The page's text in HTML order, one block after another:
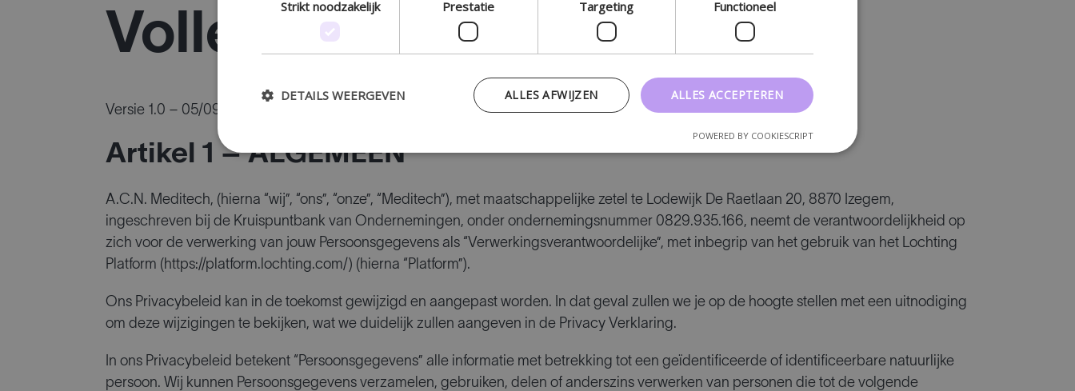
Volledige Privacyverklaring
Versie 1.0 – 05/09/2023
Artikel 1 – ALGEMEEN
A.C.N. Meditech, (hierna “wij”, “ons”, “onze”, “Meditech”), met maatschappelijke zetel te Lodewijk De Raetlaan 20, 8870 Izegem,
ingeschreven bij de Kruispuntbank van Ondernemingen, onder ondernemingsnummer 0829.935.166, neemt de verantwoordelijkheid op
zich voor de verwerking van jouw Persoonsgegevens als “Verwerkingsverantwoordelijke”, met inbegrip van het gebruik van het Lochting
Platform (https://platform.lochting.com/) (hierna “Platform”).
Ons Privacybeleid kan in de toekomst gewijzigd en aangepast worden. In dat geval zullen we je op de hoogte stellen met een uitnodiging
om deze wijzigingen te bekijken, wat we duidelijk zullen aangeven in de Privacy Verklaring.
In ons Privacybeleid betekent “Persoonsgegevens” alle informatie met betrekking tot een geïdentificeerde of identificeerbare natuurlijke
persoon. Wij kunnen Persoonsgegevens verzamelen, gebruiken, delen of anderszins verwerken van personen die tot de volgende
Strikt noodzakelijk Prestatie Targeting Functioneel
ALLES ACCEPTEREN
ALLES AFWIJZEN
DETAILS WEERGEVEN
POWERED BY COOKIESCRIPT